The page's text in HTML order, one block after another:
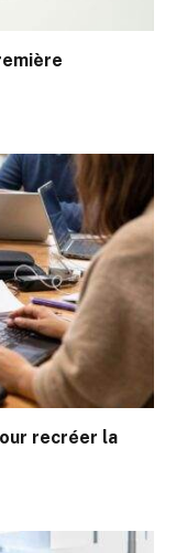
recréer la